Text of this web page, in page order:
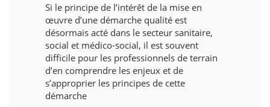
Si le principe de l’intérêt de la mise en
œuvre d’une démarche qualité est
désormais acté dans le secteur sanitaire,
social et médico-social, il est souvent
difficile pour les professionnels de terrain
d’en comprendre les enjeux et de
s’approprier les principes de cette
démarche